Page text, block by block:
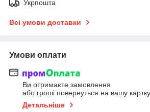
Укрпошта
Всі умови доставки
Умови оплати
Ви отримаєте замовлення
або гроші повернуться на вашу картку
Детальніше